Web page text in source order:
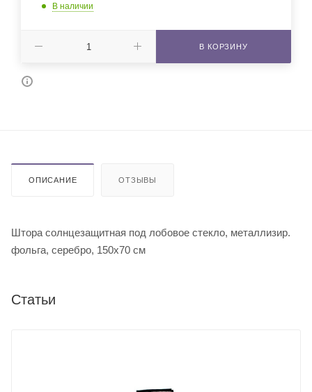
В наличии
В КОРЗИНУ
ОПИСАНИЕ ОТЗЫВЫ
Штора солнцезащитная под лобовое стекло, металлизир.
фольга, серебро, 150х70 см
Статьи